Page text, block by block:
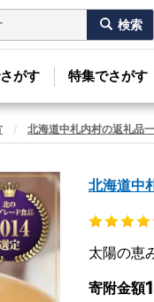
がす 特集でさがす
北海道中札内村の返礼品
北海道中
太陽の恵
寄附金額